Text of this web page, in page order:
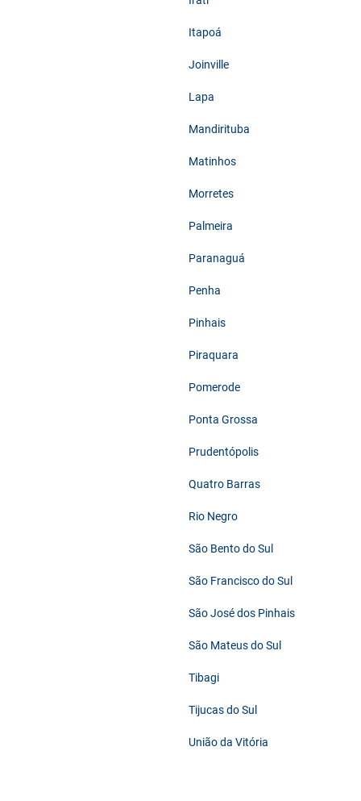
Itapoá
Joinville
Lapa
Mandirituba
Matinhos
Morretes
Palmeira
Paranaguá
Penha
Pinhais
Piraquara
Pomerode
Ponta Grossa
Prudentópolis
Quatro Barras
Rio Negro
São Bento do Sul
São Francisco do Sul
São José dos Pinhais
São Mateus do Sul
Tibagi
Tijucas do Sul
União da Vitória